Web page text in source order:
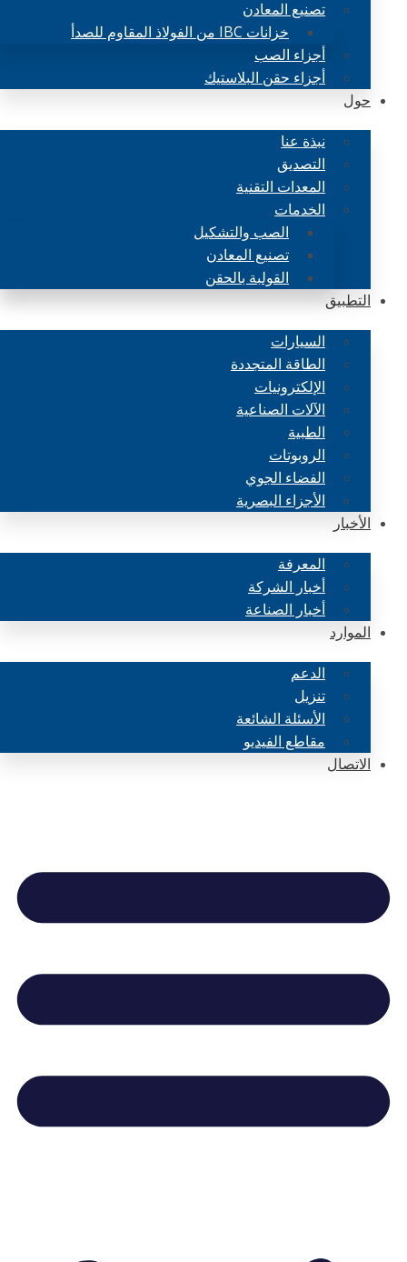
تصنيع المعادن
خزانات IBC من الفولاذ المقاوم للصدأ
أجزاء الصب
أجزاء حقن البلاستيك
حول
نبذة عنا
التصديق
المعدات التقنية
الخدمات
الصب والتشكيل
تصنيع المعادن
القولبة بالحقن
التطبيق
السيارات
الطاقة المتجددة
الإلكترونيات
الآلات الصناعية
الطبية
الروبوتات
الفضاء الجوي
الأجزاء البصرية
الأخبار
المعرفة
أخبار الشركة
أخبار الصناعة
الموارد
الدعم
تنزيل
الأسئلة الشائعة
مقاطع الفيديو
الاتصال